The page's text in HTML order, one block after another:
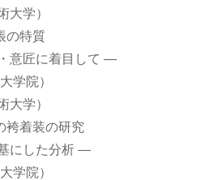
学）
の特質
意匠に着目して ―
学院）
学）
袴着装の研究
にした分析 ―
学院）